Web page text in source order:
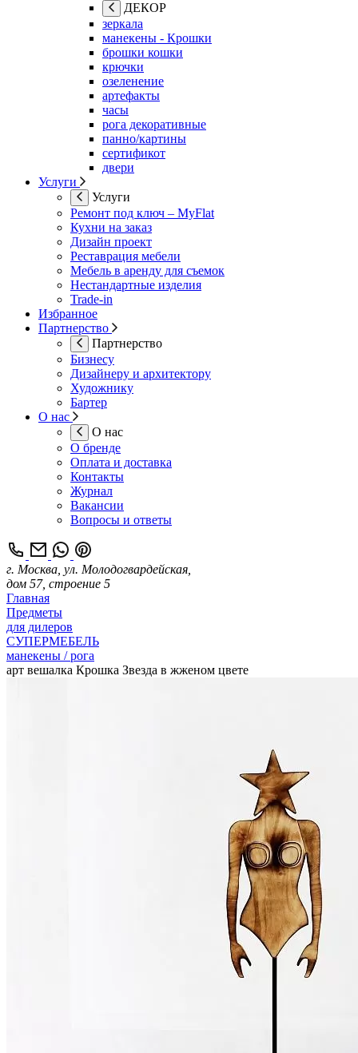
ДЕКОР
зеркала
манекены - Крошки
брошки кошки
крючки
озеленение
артефакты
часы
рога декоративные
панно/картины
сертификот
двери
Услуги
Услуги
Ремонт под ключ – MyFlat
Кухни на заказ
Дизайн проект
Реставрация мебели
Мебель в аренду для съемок
Нестандартные изделия
Trade-in
Избранное
Партнерство
Партнерство
Бизнесу
Дизайнеру и архитектору
Художнику
Бартер
О нас
О нас
О бренде
Оплата и доставка
Контакты
Журнал
Вакансии
Вопросы и ответы
г. Москва, ул. Молодогвардейская,
дом 57, строение 5
Главная
Предметы
для дилеров
СУПЕРМЕБЕЛЬ
манекены / рога
арт вешалка Крошка Звезда в жженом цвете